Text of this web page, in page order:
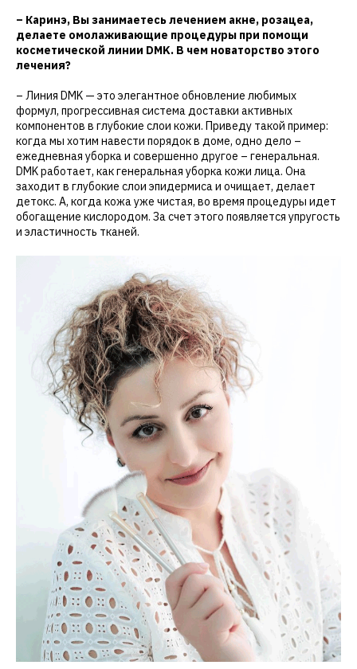
– Каринэ, Вы занимаетесь лечением акне, розацеа,
делаете омолаживающие процедуры при помощи
косметической линии DMK. В чем новаторство этого
лечения?
– Линия DMK — это элегантное обновление любимых
формул, прогрессивная система доставки активных
компонентов в глубокие слои кожи. Приведу такой пример:
когда мы хотим навести порядок в доме, одно дело –
ежедневная уборка и совершенно другое – генеральная.
DMK работает, как генеральная уборка кожи лица. Она
заходит в глубокие слои эпидермиса и очищает, делает
детокс. А, когда кожа уже чистая, во время процедуры идет
обогащение кислородом. За счет этого появляется упругость
и эластичность тканей.